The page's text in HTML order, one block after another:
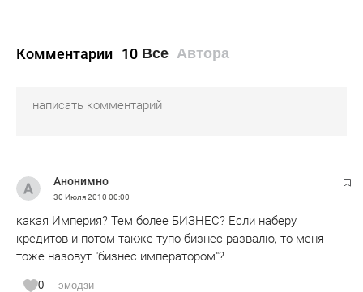
Комментарии 10 Все Автора
Анонимно
30 Июля 2010 00:00
какая Империя? Тем более БИЗНЕС? Если наберу
кредитов и потом также тупо бизнес развалю, то меня
тоже назовут "бизнес императором"?
0 эмодзи